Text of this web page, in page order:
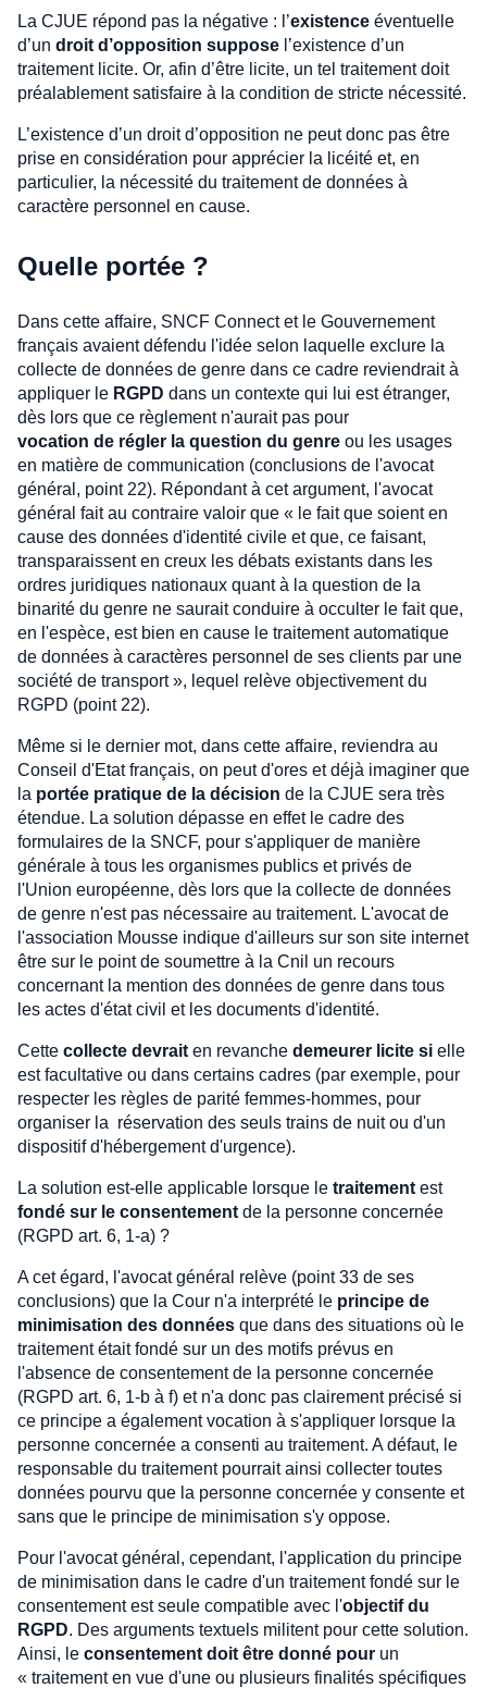
La CJUE répond pas la négative : l’existence éventuelle
d’un droit d’opposition suppose l’existence d’un
traitement licite. Or, afin d’être licite, un tel traitement doit
préalablement satisfaire à la condition de stricte nécessité.
L’existence d’un droit d’opposition ne peut donc pas être
prise en considération pour apprécier la licéité et, en
particulier, la nécessité du traitement de données à
caractère personnel en cause.
Quelle portée ?
Dans cette affaire, SNCF Connect et le Gouvernement
français avaient défendu l'idée selon laquelle exclure la
collecte de données de genre dans ce cadre reviendrait à
appliquer le RGPD dans un contexte qui lui est étranger,
dès lors que ce règlement n'aurait pas pour
vocation de régler la question du genre ou les usages
en matière de communication (conclusions de l'avocat
général, point 22). Répondant à cet argument, l'avocat
général fait au contraire valoir que « le fait que soient en
cause des données d'identité civile et que, ce faisant,
transparaissent en creux les débats existants dans les
ordres juridiques nationaux quant à la question de la
binarité du genre ne saurait conduire à occulter le fait que,
en l'espèce, est bien en cause le traitement automatique
de données à caractères personnel de ses clients par une
société de transport », lequel relève objectivement du
RGPD (point 22).
Même si le dernier mot, dans cette affaire, reviendra au
Conseil d'Etat français, on peut d'ores et déjà imaginer que
la portée pratique de la décision de la CJUE sera très
étendue. La solution dépasse en effet le cadre des
formulaires de la SNCF, pour s'appliquer de manière
générale à tous les organismes publics et privés de
l'Union européenne, dès lors que la collecte de données
de genre n'est pas nécessaire au traitement. L'avocat de
l'association Mousse indique d'ailleurs sur son site internet
être sur le point de soumettre à la Cnil un recours
concernant la mention des données de genre dans tous
les actes d'état civil et les documents d'identité.
Cette collecte devrait en revanche demeurer licite si elle
est facultative ou dans certains cadres (par exemple, pour
respecter les règles de parité femmes-hommes, pour
organiser la réservation des seuls trains de nuit ou d'un
dispositif d'hébergement d'urgence).
La solution est-elle applicable lorsque le traitement est
fondé sur le consentement de la personne concernée
(RGPD art. 6, 1-a) ?
A cet égard, l'avocat général relève (point 33 de ses
conclusions) que la Cour n'a interprété le principe de
minimisation des données que dans des situations où le
traitement était fondé sur un des motifs prévus en
l'absence de consentement de la personne concernée
(RGPD art. 6, 1-b à f) et n'a donc pas clairement précisé si
ce principe a également vocation à s'appliquer lorsque la
personne concernée a consenti au traitement. A défaut, le
responsable du traitement pourrait ainsi collecter toutes
données pourvu que la personne concernée y consente et
sans que le principe de minimisation s'y oppose.
Pour l'avocat général, cependant, l'application du principe
de minimisation dans le cadre d'un traitement fondé sur le
consentement est seule compatible avec l'objectif du
RGPD. Des arguments textuels militent pour cette solution.
Ainsi, le consentement doit être donné pour un
« traitement en vue d'une ou plusieurs finalités spécifiques